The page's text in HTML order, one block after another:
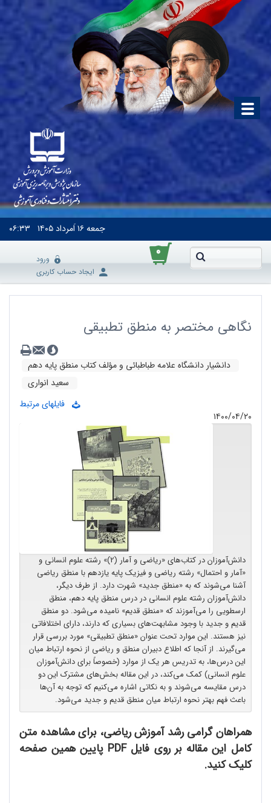
جمعه۱۶ اَمرداد ۱۴۰۵ ۰۶:۳۳
۰
ورود
ایجاد حساب کاربری
نگاهی مختصر به منطق تطبیقی
دانشیار دانشگاه علامه طباطبائی و مؤلف کتاب منطق پایه دهم
سعید انواری
فایلهای مرتبط
۱۴۰۰/۰۴/۲۰
دانش‌آموزان در کتاب‌های «ریاضی و‌ آمار (2)» رشته علوم انسانی و
«آمار و احتمال» رشته ریاضی و فیزیک پایه یازدهم با منطق ریاضی
آشنا می‌شوند که به «منطق جدید» شهرت دارد. از طرف دیگر،
دانش‌آموزان رشته علوم انسانی در درس منطق پایه دهم، منطق
ارسطویی را می‌آموزند که «منطق قدیم» نامیده می‌شود. دو منطق
قدیم و جدید با وجود مشابهت‌های بسیاری که دارند، دارای اختلافاتی
نیز هستند. این موارد تحت عنوان «منطق تطبیقی» مورد بررسی قرار
می‌گیرند. از آنجا که اطلاع دبیران منطق و ریاضی از نحوه ارتباط میان
این درس‌ها، به تدریس هر یک از موارد (خصوصاً برای دانش‌آموزان
علوم انسانی) کمک می‌کند، در این مقاله بخش‌های مشترک این دو
درس مقایسه می‌شوند و به نکاتی اشاره می‌کنیم که توجه به آن‌ها
باعث فهم بهتر نحوه ارتباط میان منطق قدیم و جدید می‌شود. ​
همراهان گرامی رشد آموزش ریاضی، برای مشاهده متن
کامل این مقاله بر روی فایل PDF پایین همین صفحه
کلیک کنید.